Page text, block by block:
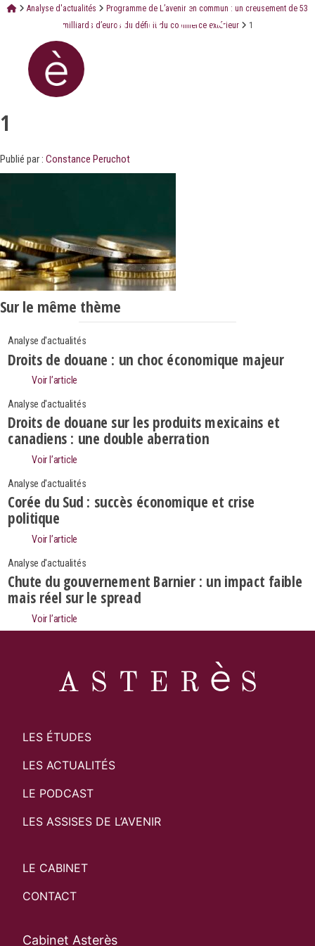
Analyse d'actualités
Programme de L’avenir en commun : un creusement de 53
milliards d’euros du déficit du commerce extérieur
1
1
Publié par : Constance Peruchot
Sur le même thème
Analyse d'actualités
Droits de douane : un choc économique majeur
Voir l’article
Analyse d'actualités
Droits de douane sur les produits mexicains et
canadiens : une double aberration
Voir l’article
Analyse d'actualités
Corée du Sud : succès économique et crise
politique
Voir l’article
Analyse d'actualités
Chute du gouvernement Barnier : un impact faible
mais réel sur le spread
Voir l’article
LES ÉTUDES
LES ACTUALITÉS
LE PODCAST
LES ASSISES DE L’AVENIR
LE CABINET
CONTACT
Cabinet Asterès
Search
Rechercher